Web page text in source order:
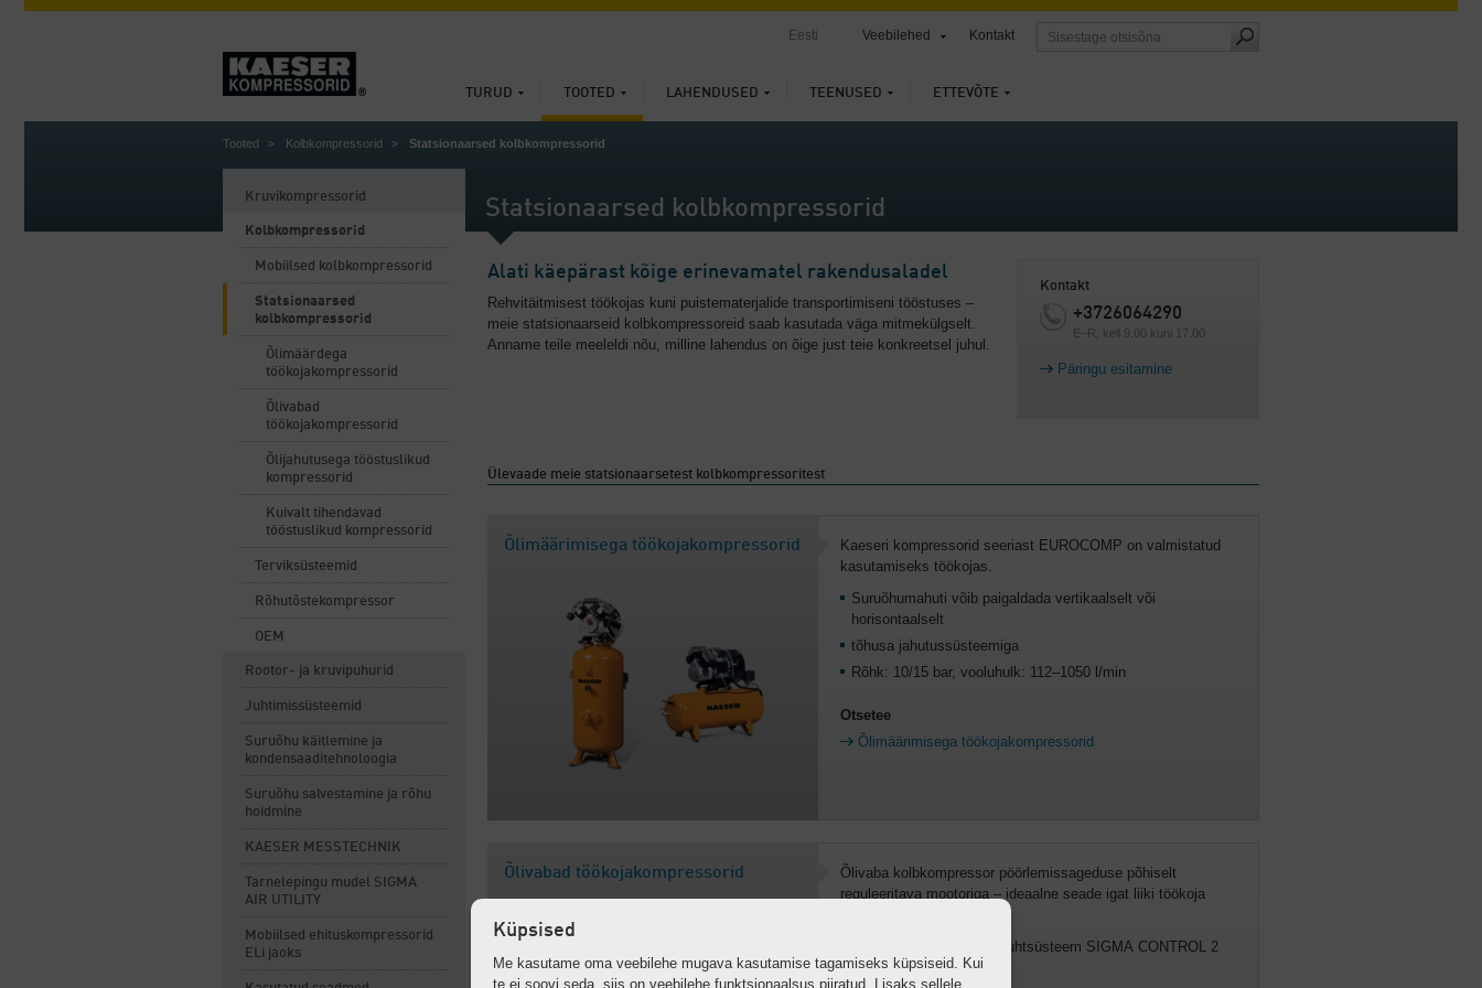
TURUD TOOTED LAHENDUSED TEENUSED ETTEVÕTE
Eesti Veebilehed Kontakt
Tooted Kolbkompressorid Statsionaarsed kolbkompressorid
Statsionaarsed kolbkompressorid
Kruvikompressorid
Kolbkompressorid
Mobiilsed kolbkompressorid
Statsionaarsed
kolbkompressorid
Õlimäärdega
töökojakompressorid
Õlivabad
töökojakompressorid
Õlijahutusega tööstuslikud
kompressorid
Kuivalt tihendavad
tööstuslikud kompressorid
Terviksüsteemid
Rõhutõstekompressor
OEM
Rootor- ja kruvipuhurid
Juhtimissüsteemid
Suruõhu käitlemine ja
kondensaaditehnoloogia
Suruõhu salvestamine ja rõhu
hoidmine
KAESER MESSTECHNIK
Tarnelepingu mudel SIGMA
AIR UTILITY
Mobiilsed ehituskompressorid
ELi jaoks
Alati käepärast kõige erinevamatel rakendusaladel
Rehvitäitmisest töökojas kuni puistematerjalide transportimiseni tööstuses –
meie statsionaarseid kolbkompressoreid saab kasutada väga mitmekülgselt.
Anname teile meeleldi nõu, milline lahendus on õige just teie konkreetsel juhul.
Kontakt
+3726064290
E–R, kell 9.00 kuni 17.00
Päringu esitamine
Ülevaade meie statsionaarsetest kolbkompressoritest
Õlimäärimisega töökojakompressorid
Kaeseri kompressorid seeriast EUROCOMP on valmistatud
kasutamiseks töökojas.
Suruõhumahuti võib paigaldada vertikaalselt või
horisontaalselt
tõhusa jahutussüsteemiga
Rõhk: 10/15 bar, vooluhulk: 112–1050 l/min
Otsetee
Õlimäärimisega töökojakompressorid
Õlivabad töökojakompressorid
Õlivaba kolbkompressor pöörlemissageduse põhiselt
reguleeritava mootoriga – ideaalne seade igat liiki töökoja
Valikvarustusse kuuluv juhtsüsteem SIGMA CONTROL 2
Ajamimootor 4,2 kW
Küpsised
Me kasutame oma veebilehe mugava kasutamise tagamiseks küpsiseid. Kui
te ei soovi seda, siis on veebilehe funktsionaalsus piiratud. Lisaks sellele